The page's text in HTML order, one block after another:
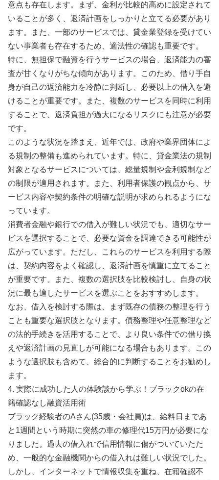
意点も存在します。まず、金利が比較的高めに設定されて
いることが多く、返済計画をしっかりと立てる必要があり
ます。また、一部のサービスでは、貸金業登録を受けてい
ない事業者も存在するため、適法性の確認も重要です。
特に、無担保で融資を行うサービスの場合、返済能力の審
査が甘くなりがちな傾向があります。このため、借り手自
身が自己の返済能力を冷静に判断し、必要以上の借入を避
けることが重要です。また、複数のサービスを同時に利用
することで、返済負担が過大になるリスクにも注意が必要
です。
このような状況を踏まえ、近年では、政府や業界団体によ
る規制の整備も進められています。特に、貸金業法の規制
対象となるサービスについては、総量規制や金利規制など
の制限が適用されます。また、利用者保護の観点から、サ
ービス内容や契約条件の明確な説明が求められるようにな
っています。
消費者金融や銀行での借入が難しい状況でも、適切なサー
ビスを選択することで、必要な資金を調達できる可能性が
広がっています。ただし、これらのサービスを利用する際
は、契約内容をよく確認し、返済計画を慎重に立てること
が重要です。また、複数の選択肢を比較検討し、自身の状
況に最も適したサービスを選ぶことをおすすめします。
なお、借入を検討する際は、まず既存の債務の整理を行う
ことも重要な選択肢となります。債務整理や任意整理など
の法的手続きを活用することで、より良い条件での借り換
えや返済計画の見直しが可能になる場合もあります。この
ような選択肢も含めて、総合的に判断することをお勧めし
ます。
4. 実際に成功した人の体験談から学ぶ！ブラックokの在
籍確認なし融資活用術
ブラック経験者のAさん(35歳・会社員)は、給料日まであ
と1週間という時期に突然の車の修理代15万円が必要にな
りました。過去の借入れで信用情報に傷がついていたた
め、一般的な金融機関からの借入れは難しい状況でした。
しかし、インターネットで情報収集を重ね、在籍確認不